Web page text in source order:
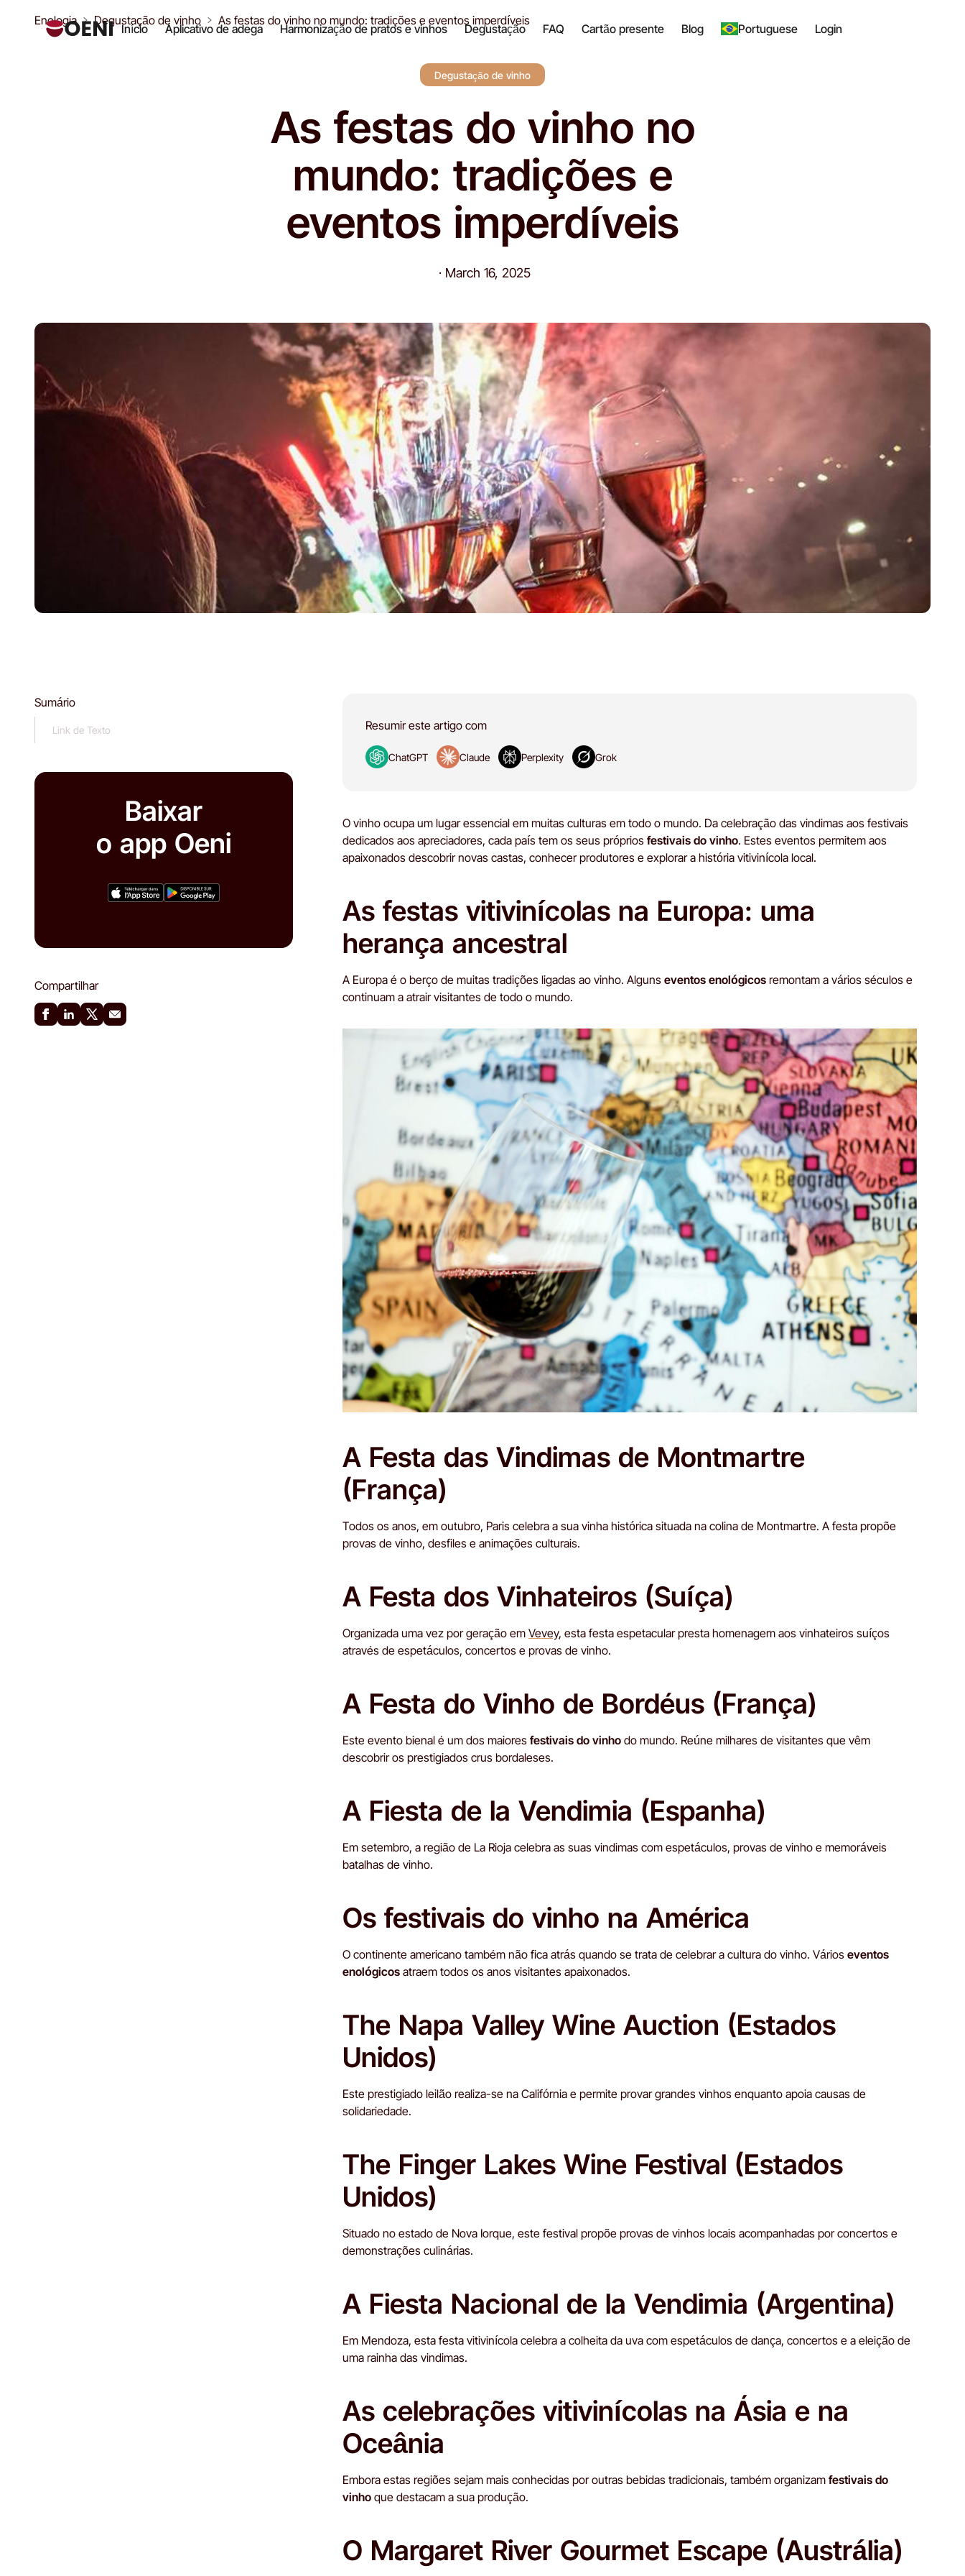
Início Aplicativo de adega Harmonização de pratos e vinhos Degustação FAQ Cartão presente Blog Portuguese Login
Enologia Degustação de vinho As festas do vinho no mundo: tradições e eventos imperdíveis
Degustação de vinho
As festas do vinho no
mundo: tradições e
eventos imperdíveis
· March 16, 2025
Sumário
Link de Texto
Baixar
o app Oeni
Compartilhar
Resumir este artigo com
ChatGPT Claude Perplexity Grok
O vinho ocupa um lugar essencial em muitas culturas em todo o mundo. Da celebração das vindimas aos festivais
dedicados aos apreciadores, cada país tem os seus próprios festivais do vinho. Estes eventos permitem aos
apaixonados descobrir novas castas, conhecer produtores e explorar a história vitivinícola local.
As festas vitivinícolas na Europa: uma
herança ancestral
A Europa é o berço de muitas tradições ligadas ao vinho. Alguns eventos enológicosremontam a vários séculos e
continuam a atrair visitantes de todo o mundo.
A Festa das Vindimas de Montmartre
(França)
Todos os anos, em outubro, Paris celebra a sua vinha histórica situada na colina de Montmartre. A festa propõe
provas de vinho, desfiles e animações culturais.
A Festa dos Vinhateiros (Suíça)
Organizada uma vez por geração em Vevey, esta festa espetacular presta homenagem aos vinhateiros suíços
através de espetáculos, concertos e provas de vinho.
A Festa do Vinho de Bordéus (França)
Este evento bienal é um dos maiores festivais do vinhodo mundo. Reúne milhares de visitantes que vêm
descobrir os prestigiados crus bordaleses.
A Fiesta de la Vendimia (Espanha)
Em setembro, a região de La Rioja celebra as suas vindimas com espetáculos, provas de vinho e memoráveis
batalhas de vinho.
Os festivais do vinho na América
O continente americano também não fica atrás quando se trata de celebrar a cultura do vinho. Vários eventos
enológicosatraem todos os anos visitantes apaixonados.
The Napa Valley Wine Auction (Estados
Unidos)
Este prestigiado leilão realiza-se na Califórnia e permite provar grandes vinhos enquanto apoia causas de
solidariedade.
The Finger Lakes Wine Festival (Estados
Unidos)
Situado no estado de Nova Iorque, este festival propõe provas de vinhos locais acompanhadas por concertos e
demonstrações culinárias.
A Fiesta Nacional de la Vendimia (Argentina)
Em Mendoza, esta festa vitivinícola celebra a colheita da uva com espetáculos de dança, concertos e a eleição de
uma rainha das vindimas.
As celebrações vitivinícolas na Ásia e na
Oceânia
Embora estas regiões sejam mais conhecidas por outras bebidas tradicionais, também organizam festivais do
vinhoque destacam a sua produção.
O Margaret River Gourmet Escape (Austrália)